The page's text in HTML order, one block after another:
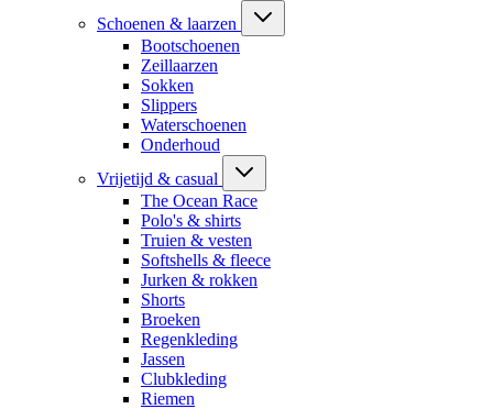
Schoenen & laarzen
Bootschoenen
Zeillaarzen
Sokken
Slippers
Waterschoenen
Onderhoud
Vrijetijd & casual
The Ocean Race
Polo's & shirts
Truien & vesten
Softshells & fleece
Jurken & rokken
Shorts
Broeken
Regenkleding
Jassen
Clubkleding
Riemen